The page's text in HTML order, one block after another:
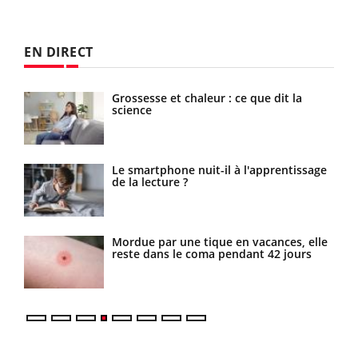
EN DIRECT
Grossesse et chaleur : ce que dit la
science
Le smartphone nuit-il à l'apprentissage
de la lecture ?
Mordue par une tique en vacances, elle
reste dans le coma pendant 42 jours